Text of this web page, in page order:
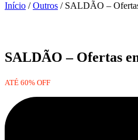
Início /Outros / SALDÃO –
SALDÃO – Ofertas
ATÉ 60% OFF